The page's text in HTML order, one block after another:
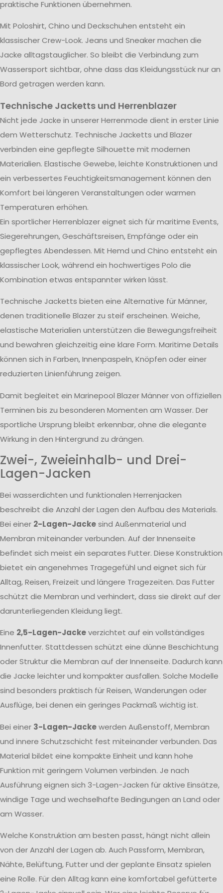
praktische Funktionen übernehmen.
Mit Poloshirt, Chino und Deckschuhen entsteht ein
klassischer Crew-Look. Jeans und Sneaker machen die
Jacke alltagstauglicher. So bleibt die Verbindung zum
Wassersport sichtbar, ohne dass das Kleidungsstück nur an
Bord getragen werden kann.
Technische Jacketts und Herrenblazer
Nicht jede Jacke in unserer Herrenmode dient in erster Linie
dem Wetterschutz. Technische Jacketts und Blazer
verbinden eine gepflegte Silhouette mit modernen
Materialien. Elastische Gewebe, leichte Konstruktionen und
ein verbessertes Feuchtigkeitsmanagement können den
Komfort bei längeren Veranstaltungen oder warmen
Temperaturen erhöhen.
Ein sportlicher Herrenblazer eignet sich für maritime Events,
Siegerehrungen, Geschäftsreisen, Empfänge oder ein
gepflegtes Abendessen. Mit Hemd und Chino entsteht ein
klassischer Look, während ein hochwertiges Polo die
Kombination etwas entspannter wirken lässt.
Technische Jacketts bieten eine Alternative für Männer,
denen traditionelle Blazer zu steif erscheinen. Weiche,
elastische Materialien unterstützen die Bewegungsfreiheit
und bewahren gleichzeitig eine klare Form. Maritime Details
können sich in Farben, Innenpaspeln, Knöpfen oder einer
reduzierten Linienführung zeigen.
Damit begleitet ein Marinepool Blazer Männer von offiziellen
Terminen bis zu besonderen Momenten am Wasser. Der
sportliche Ursprung bleibt erkennbar, ohne die elegante
Wirkung in den Hintergrund zu drängen.
Zwei-, Zweieinhalb- und Drei-
Lagen-Jacken
Bei wasserdichten und funktionalen Herrenjacken
beschreibt die Anzahl der Lagen den Aufbau des Materials.
Bei einer 2-Lagen-Jackesind Außenmaterial und
Membran miteinander verbunden. Auf der Innenseite
befindet sich meist ein separates Futter. Diese Konstruktion
bietet ein angenehmes Tragegefühl und eignet sich für
Alltag, Reisen, Freizeit und längere Tragezeiten. Das Futter
schützt die Membran und verhindert, dass sie direkt auf der
darunterliegenden Kleidung liegt.
Eine 2,5-Lagen-Jackeverzichtet auf ein vollständiges
Innenfutter. Stattdessen schützt eine dünne Beschichtung
oder Struktur die Membran auf der Innenseite. Dadurch kann
die Jacke leichter und kompakter ausfallen. Solche Modelle
sind besonders praktisch für Reisen, Wanderungen oder
Ausflüge, bei denen ein geringes Packmaß wichtig ist.
Bei einer 3-Lagen-Jackewerden Außenstoff, Membran
und innere Schutzschicht fest miteinander verbunden. Das
Material bildet eine kompakte Einheit und kann hohe
Funktion mit geringem Volumen verbinden. Je nach
Ausführung eignen sich 3-Lagen-Jacken für aktive Einsätze,
windige Tage und wechselhafte Bedingungen an Land oder
am Wasser.
Welche Konstruktion am besten passt, hängt nicht allein
von der Anzahl der Lagen ab. Auch Passform, Membran,
Nähte, Belüftung, Futter und der geplante Einsatz spielen
eine Rolle. Für den Alltag kann eine komfortabel gefütterte